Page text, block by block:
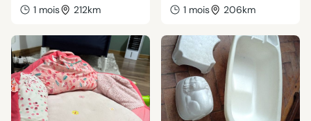
1 mois 212km 1 mois 206km